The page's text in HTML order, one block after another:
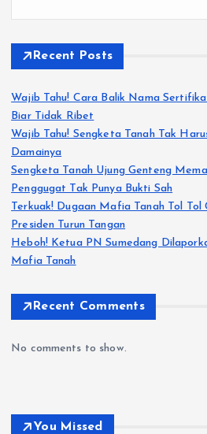
Recent Posts
Wajib Tahu! Cara Balik Nama
Biar Tidak Ribet
Wajib Tahu! Sengketa Tanah Tak
Damainya
Sengketa Tanah Ujung Genteng
Penggugat Tak Punya Bukti Sah
Terkuak! Dugaan Mafia Tanah Tol Tol
Presiden Turun Tangan
Heboh! Ketua PN Sumedang
Mafia Tanah
Recent Comments
No comments to show.
You Missed